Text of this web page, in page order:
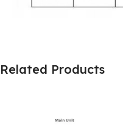
Related Products